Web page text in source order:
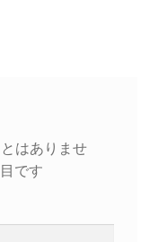
はありませ
です